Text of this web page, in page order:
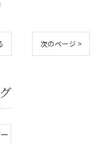
次のページ >